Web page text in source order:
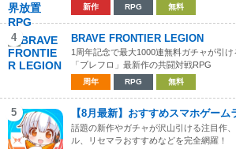
新作 RPG 無料
4 BRAVE FRONTIER LEGION
1周年記念で最大1000連無料ガチャが引
「ブレフロ」最新作の共闘対戦RPG
周年 RPG 無料
5 【8月最新】おすすめスマホゲーム
話題の新作やガチャが沢山引ける注目作
ル、リセマラおすすめなどを完全網羅！